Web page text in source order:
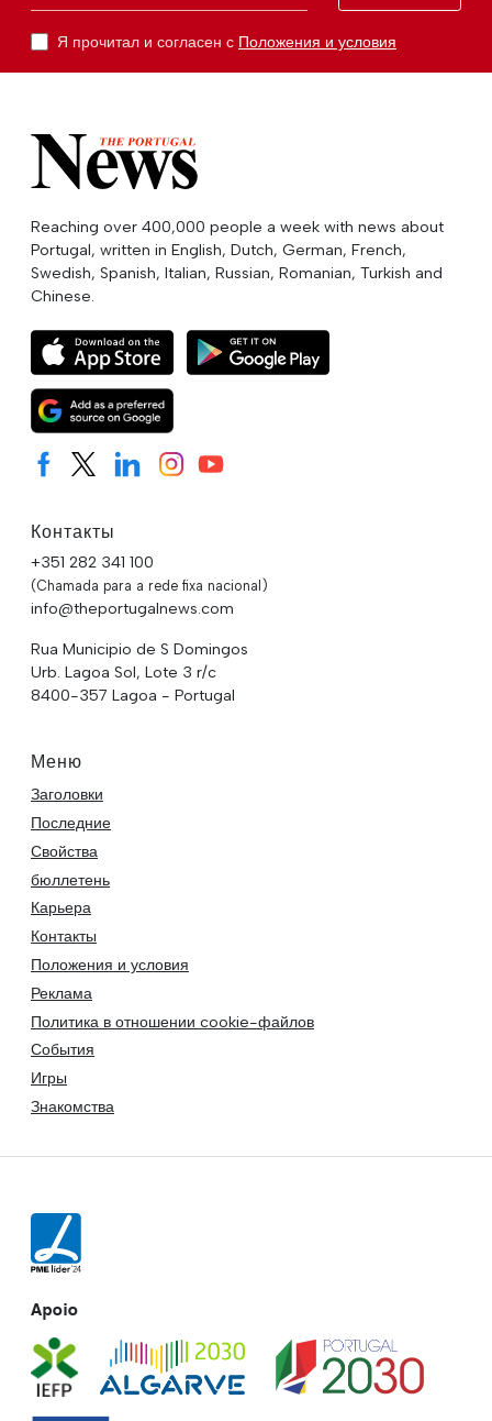
Я прочитал и согласен с Положения и условия
Reaching over 400,000 people a week with news about
Portugal, written in English, Dutch, German, French,
Swedish, Spanish, Italian, Russian, Romanian, Turkish and
Chinese.
Контакты
+351 282 341 100
(Chamada para a rede fixa nacional)
info@theportugalnews.com
Rua Municipio de S Domingos
Urb. Lagoa Sol, Lote 3 r/c
8400-357 Lagoa - Portugal
Меню
Заголовки
Последние
Свойства
бюллетень
Карьера
Контакты
Положения и условия
Реклама
Политика в отношении cookie-файлов
События
Игры
Знакомства
Apoio